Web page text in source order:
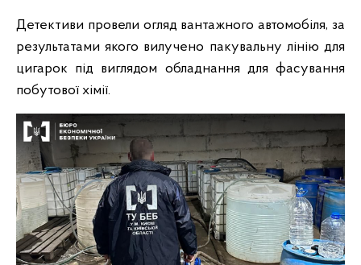
Детективи провели огляд вантажного автомобіля, за
результатами якого вилучено пакувальну лінію для
цигарок під виглядом обладнання для фасування
побутової хімії.